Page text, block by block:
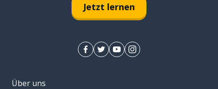
Jetzt lernen
Über uns